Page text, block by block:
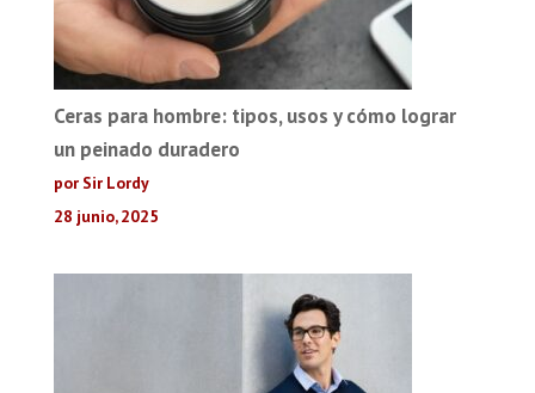
Ceras para hombre: tipos, usos y cómo lograr
un peinado duradero
por Sir Lordy
28 junio, 2025